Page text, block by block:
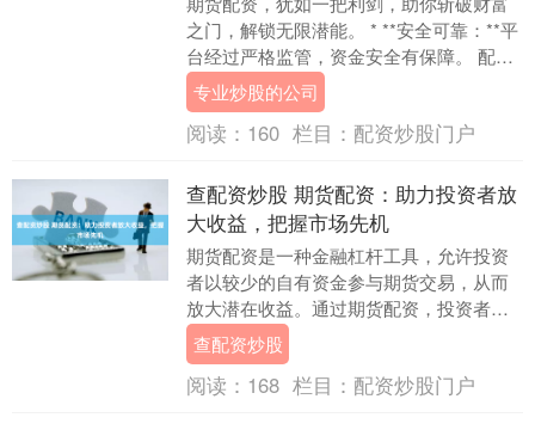
之门，解锁无限潜能。 * **安全可靠：**平
台经过严格监管，资金安全有保障。 配
资，即借用资金进行期货交易，放大交易
规模，....
专业炒股的公司
阅读： 160 栏目： 配资炒股门户
查配资炒股 期货配资：助力投资者放
大收益，把握市场先机
期货配资是一种金融杠杆工具，允许投资
者以较少的自有资金参与期货交易，从而
放大潜在收益。通过期货配资，投资者可
以利用配资机构提供的资金，扩大交易规
模，提高获利空间....
查配资炒股
阅读： 168 栏目： 配资炒股门户